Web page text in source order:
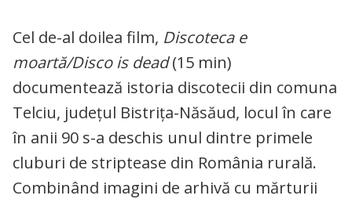
Cel de-al doilea film, Discoteca e
moartă/Disco is dead(15 min)
documentează istoria discotecii din comuna
Telciu, județul Bistrița-Năsăud, locul în care
în anii 90 s-a deschis unul dintre primele
cluburi de striptease din România rurală.
Combinând imagini de arhivă cu mărturii